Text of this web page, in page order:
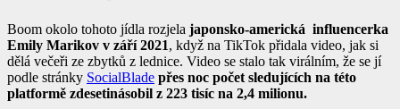
Boom okolo tohoto jídla rozjela japonsko-americká influencerka
Emily Marikov v září 2021, když na TikTok přidala video, jak si
dělá večeři ze zbytků z lednice. Video se stalo tak virálním, že se jí
podle stránky SocialBlade přes noc počet sledujících na této
platformě zdesetinásobil z 223 tisíc na 2,4 milionu.